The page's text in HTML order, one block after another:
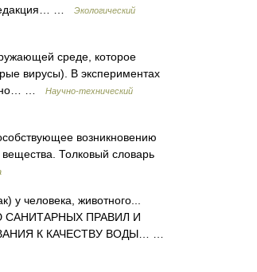
…
Экологический
среде, которое
вирусы). В экспериментах
но… …
Научно-технический
возникновению
Толковый словарь
у человека, животного...
САНИТАРНЫХ ПРАВИЛ И
К КАЧЕСТВУ ВОДЫ… …